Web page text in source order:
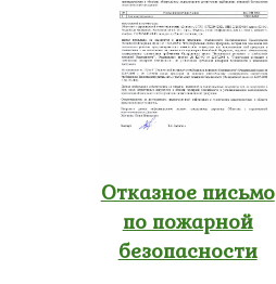
Отказное письмо
по пожарной
безопасности